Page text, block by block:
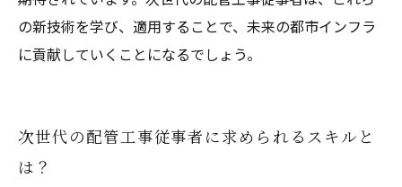
の新技術を学び、適用することで、未来の都市インフラ
に貢献していくことになるでしょう。
次世代の配管工事従事者に求められるスキルと
は？